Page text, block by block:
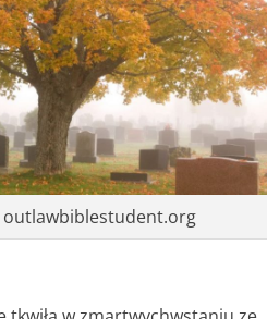
outlawbiblestudent.org